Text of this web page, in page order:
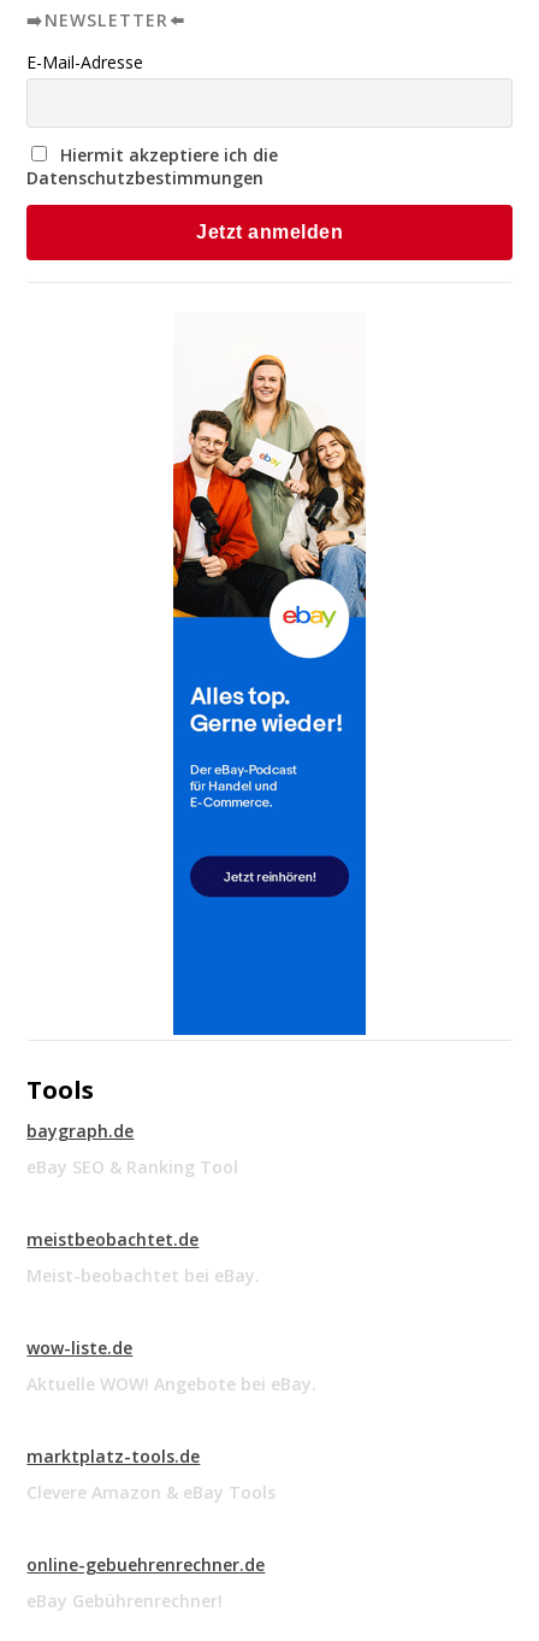
➡️NEWSLETTER⬅️
E-Mail-Adresse
Hiermit akzeptiere ich die
Datenschutzbestimmungen
Tools
baygraph.de
eBay SEO & Ranking Tool
meistbeobachtet.de
Meist-beobachtet bei eBay.
wow-liste.de
Aktuelle WOW! Angebote bei eBay.
marktplatz-tools.de
Clevere Amazon & eBay Tools
online-gebuehrenrechner.de
eBay Gebührenrechner!